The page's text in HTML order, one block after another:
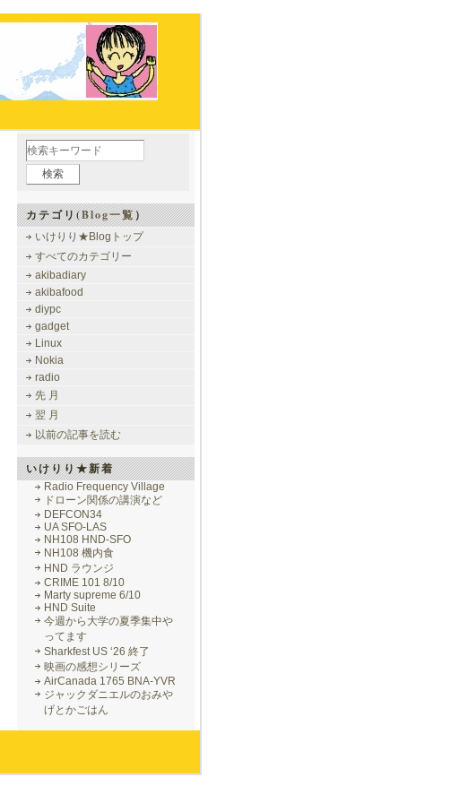
カテゴリ(Blog一覧）
いけりり★Blogトップ
すべてのカテゴリー
akibadiary
akibafood
diypc
gadget
Linux
Nokia
radio
先 月
翌 月
以前の記事を読む
いけりり★新着
Radio Frequency Village
ドローン関係の講演など
DEFCON34
UA SFO-LAS
NH108 HND-SFO
NH108 機内食
HND ラウンジ
CRIME 101 8/10
Marty supreme 6/10
HND Suite
今週から大学の夏季集中や
ってます
Sharkfest US ‘26 終了
映画の感想シリーズ
AirCanada 1765 BNA-YVR
ジャックダニエルのおみや
げとかごはん